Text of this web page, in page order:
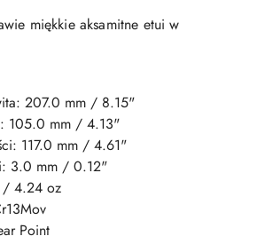
miękkie aksamitne etui w
207.0 mm / 8.15"
105.0 mm / 4.13"
117.0 mm / 4.61"
3.0 mm / 0.12"
/ 4.24 oz
Point